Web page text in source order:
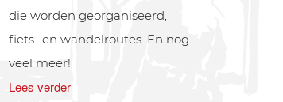
die worden georganiseerd,
fiets- en wandelroutes. En nog
veel meer!
Lees verder